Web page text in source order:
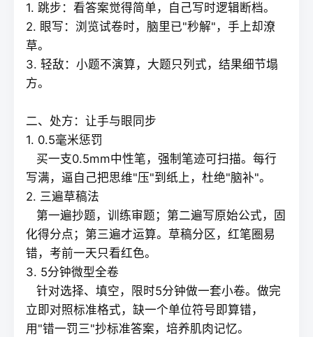
1. 跳步：看答案觉得简单，自己写时逻辑断档。
2. 眼写：浏览试卷时，脑里已"秒解"，手上却潦
草。
3. 轻敌：小题不演算，大题只列式，结果细节塌
方。
二、处方：让手与眼同步
1. 0.5毫米惩罚
买一支0.5mm中性笔，强制笔迹可扫描。每行
写满，逼自己把思维"压"到纸上，杜绝"脑补"。
2. 三遍草稿法
第一遍抄题，训练审题；第二遍写原始公式，固
化得分点；第三遍才运算。草稿分区，红笔圈易
错，考前一天只看红色。
3. 5分钟微型全卷
针对选择、填空，限时5分钟做一套小卷。做完
立即对照标准格式，缺一个单位符号即算错，
用"错一罚三"抄标准答案，培养肌肉记忆。